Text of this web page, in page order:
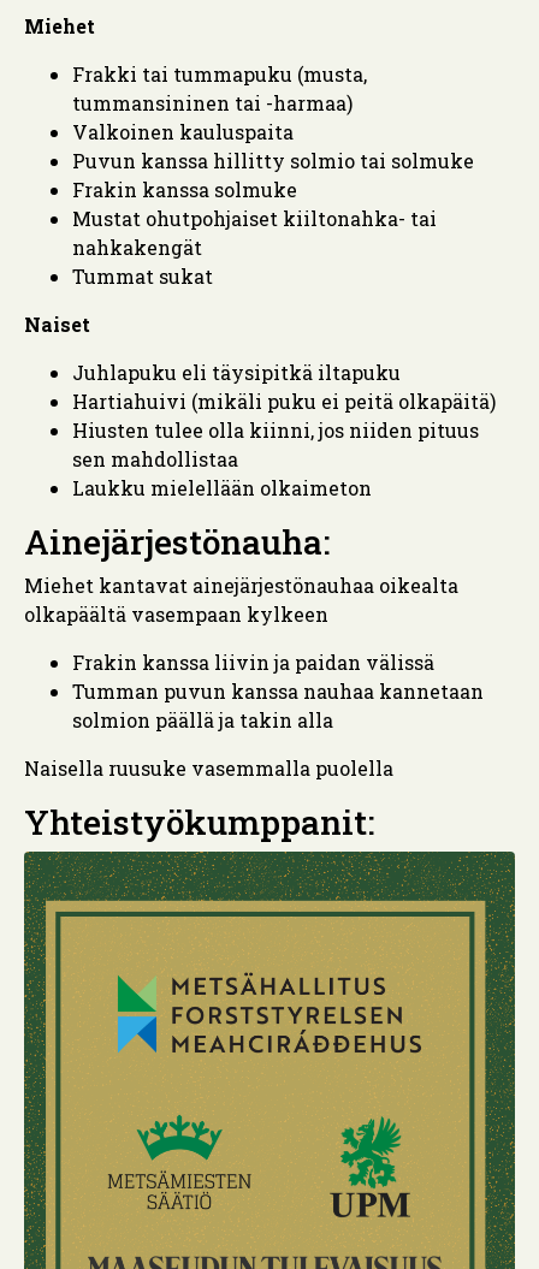
Miehet
Frakki tai tummapuku (musta,
tummansininen tai -harmaa)
Valkoinen kauluspaita
Puvun kanssa hillitty solmio tai solmuke
Frakin kanssa solmuke
Mustat ohutpohjaiset kiiltonahka- tai
nahkakengät
Tummat sukat
Naiset
Juhlapuku eli täysipitkä iltapuku
Hartiahuivi (mikäli puku ei peitä olkapäitä)
Hiusten tulee olla kiinni, jos niiden pituus
sen mahdollistaa
Laukku mielellään olkaimeton
Ainejärjestönauha:
Miehet kantavat ainejärjestönauhaa oikealta
olkapäältä vasempaan kylkeen
Frakin kanssa liivin ja paidan välissä
Tumman puvun kanssa nauhaa kannetaan
solmion päällä ja takin alla
Naisella ruusuke vasemmalla puolella
Yhteistyökumppanit: